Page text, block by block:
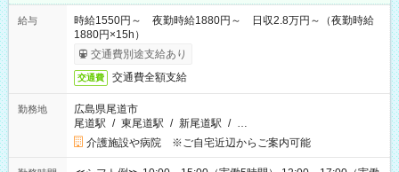
給与
時給1550円～ 夜勤時給1880円～ 日収2.8万円～（夜勤時給
1880円×15h）
交通費別途支給あり
交通費 交通費全額支給
勤務地
広島県尾道市
尾道駅 / 東尾道駅 / 新尾道駅 / …
介護施設や病院 ※ご自宅近辺からご案内可能